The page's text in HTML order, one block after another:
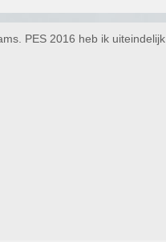
PES 2016 heb ik